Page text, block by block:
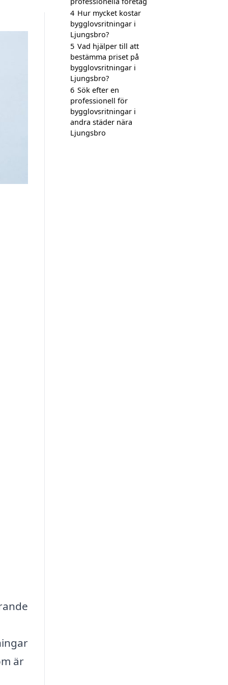
är
4 Hur mycket kostar
bygglovsritningar i
Ljungsbro?
5 Vad hjälper till att
bestämma priset på
bygglovsritningar i
Ljungsbro?
6 Sök efter en
professionell för
bygglovsritningar i
andra städer nära
Ljungsbro